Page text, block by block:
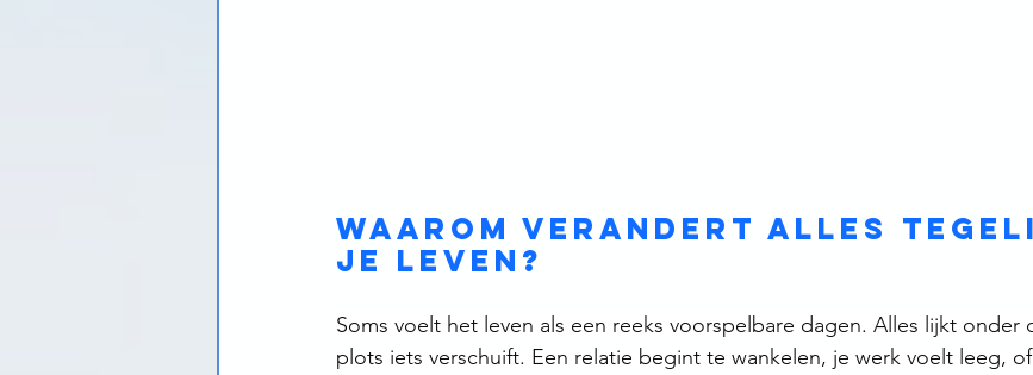
Waarom verandert alles
je leven?
Soms voelt het leven als een reeks voorspelbare dagen. Alles lijkt
plots iets verschuift. Een relatie begint te wankelen, je werk voelt leeg,